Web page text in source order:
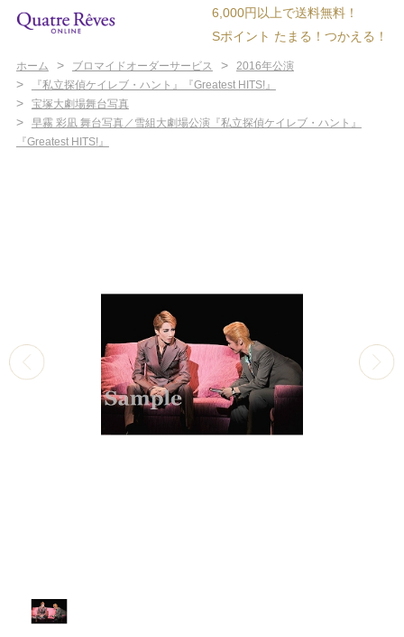
6,000円以上で送料無料！
Sポイント たまる！つかえる！
ホーム > ブロマイドオーダーサービス > 2016年公演
> 『私立探偵ケイレブ・ハント』『Greatest HITS!』
> 宝塚大劇場舞台写真
>
早霧 彩凪 舞台写真／雪組大劇場公演『私立探偵ケイレブ・ハント』
『Greatest HITS!』